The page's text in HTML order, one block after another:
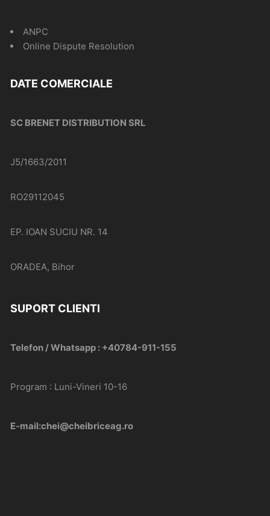
ANPC
Online Dispute Resolution
DATE COMERCIALE
SC BRENET DISTRIBUTION SRL
J5/1663/2011
RO29112045
EP. IOAN SUCIU NR. 14
ORADEA, Bihor
SUPORT CLIENTI
Telefon / Whatsapp : +40784-911-155
Program : Luni-Vineri 10-16
E-mail:chei@cheibriceag.ro